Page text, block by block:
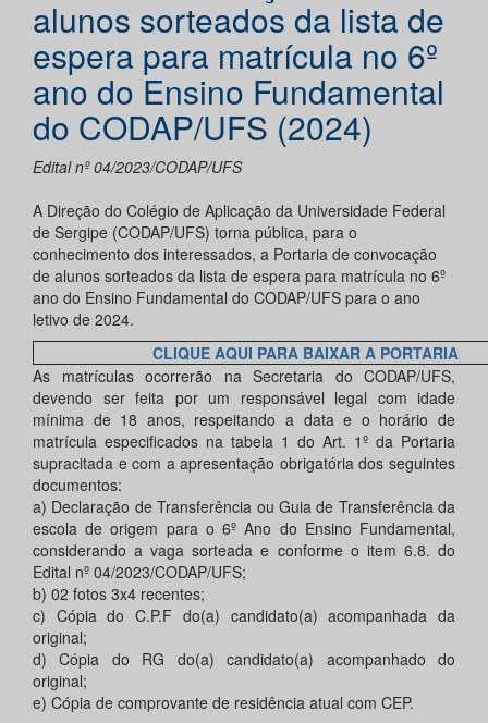
alunos sorteados da lista de
espera para matrícula no 6º
ano do Ensino Fundamental
do CODAP/UFS (2024)
Edital nº 04/2023/CODAP/UFS
A Direção do Colégio de Aplicação da Universidade Federal
de Sergipe (CODAP/UFS) torna pública, para o
conhecimento dos interessados, a Portaria de convocação
de alunos sorteados da lista de espera para matrícula no 6º
ano do Ensino Fundamental do CODAP/UFS para o ano
letivo de 2024.
CLIQUE AQUI PARA BAIXAR A PORTARIA
As matrículas ocorrerão na Secretaria do CODAP/UFS,
devendo ser feita por um responsável legal com idade
mínima de 18 anos, respeitando a data e o horário de
matrícula especificados na tabela 1 do Art. 1º da Portaria
supracitada e com a apresentação obrigatória dos seguintes
documentos:
a) Declaração de Transferência ou Guia de Transferência da
escola de origem para o 6º Ano do Ensino Fundamental,
considerando a vaga sorteada e conforme o item 6.8. do
Edital nº 04/2023/CODAP/UFS;
b) 02 fotos 3x4 recentes;
c) Cópia do C.P.F do(a) candidato(a) acompanhada da
original;
d) Cópia do RG do(a) candidato(a) acompanhado do
original;
e) Cópia de comprovante de residência atual com CEP.